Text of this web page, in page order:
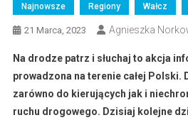
Najnowsze Regiony Wałcz
21 Marca, 2023 Agnieszka
Na drodze patrz i słuchaj to akcja
prowadzona na terenie całej Polski.
zarówno do kierujących jak i
ruchu drogowego. Dzisiaj kolejne